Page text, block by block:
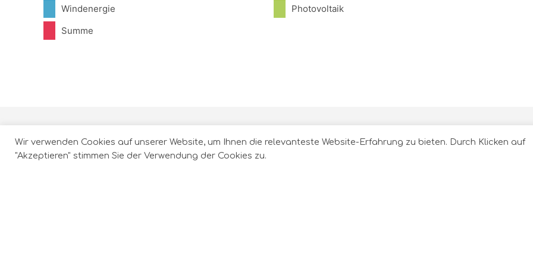
Windenergie
Photovoltaik
Summe
Wir verwenden Cookies auf unserer Website, um Ihnen die relevanteste Website-Erfahrung zu bieten. Durch Klicken auf
"Akzeptieren" stimmen Sie der Verwendung der Cookies zu.